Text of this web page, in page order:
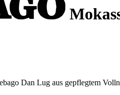
Dan Lug aus gepflegtem